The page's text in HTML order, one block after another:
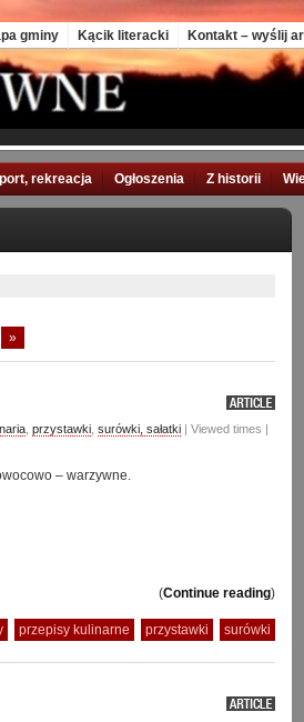
gminy Kącik literacki Kontakt – wyślij
rekreacja Ogłoszenia Z historii
»
przystawki surówki, sałatki | Viewed times |
– warzywne.
(Continue reading)
przepisy kulinarne przystawki surówki